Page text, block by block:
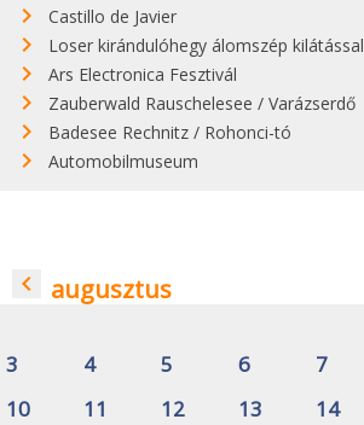
Castillo de Javier
Loser kirándulóhegy álomszép kilátással
Ars Electronica Fesztivál
Zauberwald Rauschelesee / Varázserdő
Badesee Rechnitz / Rohonci-tó
Automobilmuseum
navigate_before augusztus
3
4 5 6 7
10
11 12 13 14